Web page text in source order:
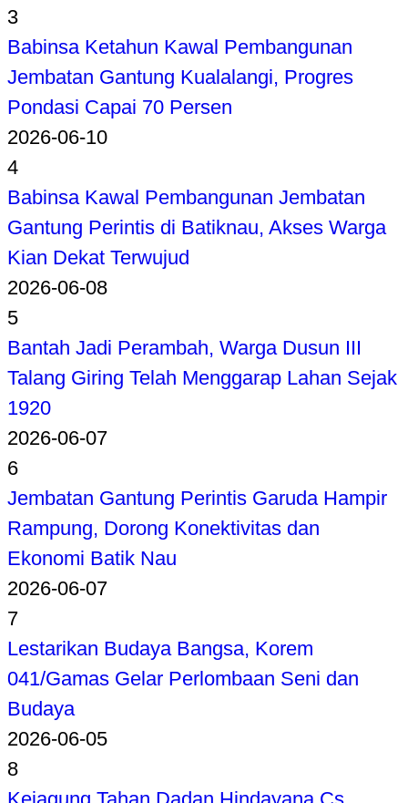
3
Babinsa Ketahun Kawal Pembangunan
Jembatan Gantung Kualalangi, Progres
Pondasi Capai 70 Persen
2026-06-10
4
Babinsa Kawal Pembangunan Jembatan
Gantung Perintis di Batiknau, Akses Warga
Kian Dekat Terwujud
2026-06-08
5
Bantah Jadi Perambah, Warga Dusun III
Talang Giring Telah Menggarap Lahan Sejak
1920
2026-06-07
6
Jembatan Gantung Perintis Garuda Hampir
Rampung, Dorong Konektivitas dan
Ekonomi Batik Nau
2026-06-07
7
Lestarikan Budaya Bangsa, Korem
041/Gamas Gelar Perlombaan Seni dan
Budaya
2026-06-05
8